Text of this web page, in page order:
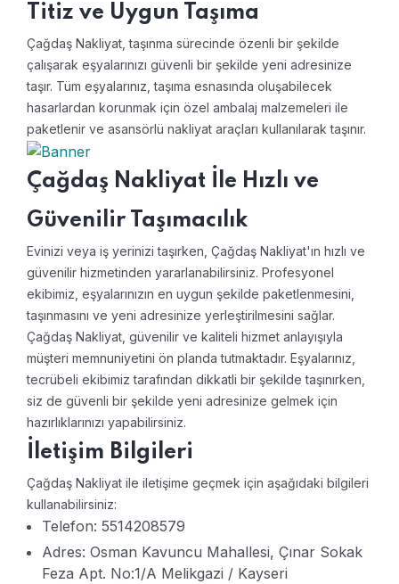
Titiz ve Uygun Taşıma
Çağdaş Nakliyat, taşınma sürecinde özenli bir şekilde
çalışarak eşyalarınızı güvenli bir şekilde yeni adresinize
taşır. Tüm eşyalarınız, taşıma esnasında oluşabilecek
hasarlardan korunmak için özel ambalaj malzemeleri ile
paketlenir ve asansörlü nakliyat araçları kullanılarak taşınır.
Çağdaş Nakliyat İle Hızlı ve
Güvenilir Taşımacılık
Evinizi veya iş yerinizi taşırken, Çağdaş Nakliyat'ın hızlı ve
güvenilir hizmetinden yararlanabilirsiniz. Profesyonel
ekibimiz, eşyalarınızın en uygun şekilde paketlenmesini,
taşınmasını ve yeni adresinize yerleştirilmesini sağlar.
Çağdaş Nakliyat, güvenilir ve kaliteli hizmet anlayışıyla
müşteri memnuniyetini ön planda tutmaktadır. Eşyalarınız,
tecrübeli ekibimiz tarafından dikkatli bir şekilde taşınırken,
siz de güvenli bir şekilde yeni adresinize gelmek için
hazırlıklarınızı yapabilirsiniz.
İletişim Bilgileri
Çağdaş Nakliyat ile iletişime geçmek için aşağıdaki bilgileri
kullanabilirsiniz:
Telefon: 5514208579
Adres: Osman Kavuncu Mahallesi, Çınar Sokak
Feza Apt. No:1/A Melikgazi / Kayseri